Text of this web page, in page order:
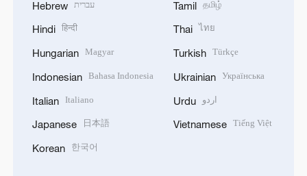
Hebrew עברית
Hindi हिन्दी
Hungarian Magyar
Indonesian Bahasa Indonesia
Italian Italiano
Japanese 日本語
Korean 한국어
Tamil தமிழ்
Thai ไทย
Turkish Türkçe
Ukrainian Українська
Urdu اردو
Vietnamese Tiếng Việt